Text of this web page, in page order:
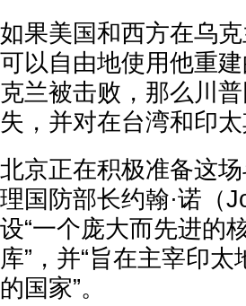
如果美国和西方在乌
可以自由地使用他重
克兰被击败，那么川
失，并对在台湾和印
北京正在积极准备这
理国防部长约翰·诺（
设“一个庞大而先进的
库”，并“旨在主宰印
的国家”。